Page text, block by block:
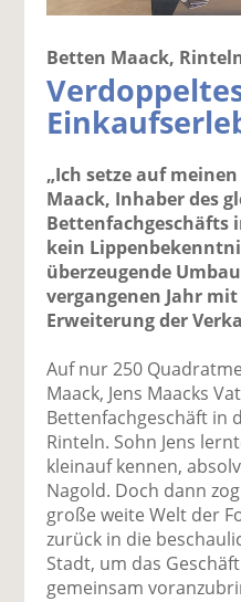
Betten Maack,
„Ich setze auf
Maack, Inhaber des
Bettenfachgeschäfts
kein
überzeugende
vergangenen Jahr
Erweiterung der
Auf nur 250
Maack, Jens Maacks
Bettenfachgeschäft in
Rinteln. Sohn Jens
kleinauf kennen,
Nagold. Doch dann
große weite Welt der
zurück in die
Stadt, um das
gemeinsam